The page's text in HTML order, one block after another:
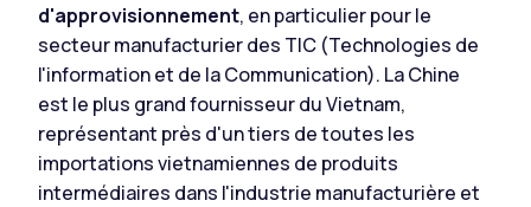
d'approvisionnement, en particulier pour le
secteur manufacturier des TIC (Technologies de
l'information et de la Communication). La Chine
est le plus grand fournisseur du Vietnam,
représentant près d'un tiers de toutes les
importations vietnamiennes de produits
intermédiaires dans l'industrie manufacturière et